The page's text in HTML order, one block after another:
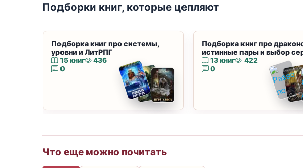
Подборки книг, которые цепляют
Подборка книг про системы,
уровни и ЛитРПГ
15 книг
436
0
Подборка книг про
истинные пары и выбор
13 книг
422
0
Что еще можно почитать